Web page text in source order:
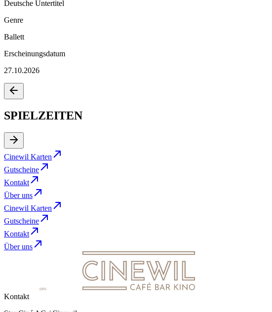
Deutsche Untertitel
Genre
Ballett
Erscheinungsdatum
27.10.2026
SPIELZEITEN
Cinewil Karten
Gutscheine
Kontakt
Über uns
Cinewil Karten
Gutscheine
Kontakt
Über uns
Kontakt